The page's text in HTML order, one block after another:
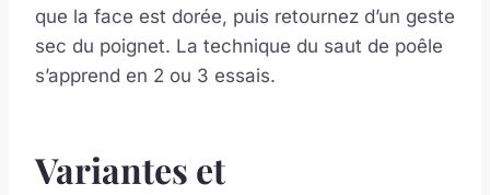
que la face est dorée, puis retournez d’un geste
sec du poignet. La technique du saut de poêle
s’apprend en 2 ou 3 essais.
Variantes et